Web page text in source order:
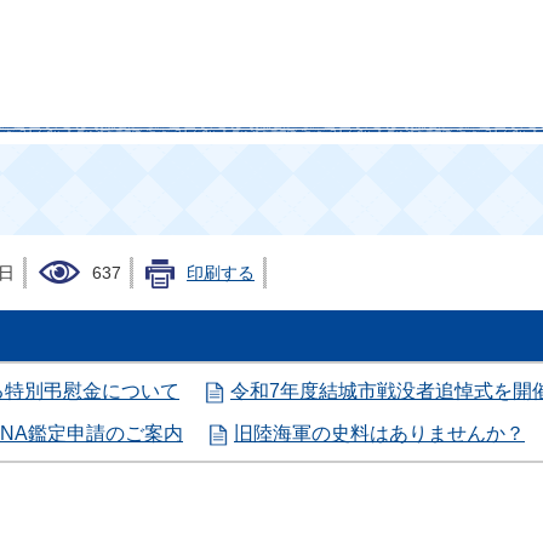
637 印刷する
別弔慰金について 令和7年度結城市戦没者追悼式を開
鑑定申請のご案内 旧陸海軍の史料はありませんか？